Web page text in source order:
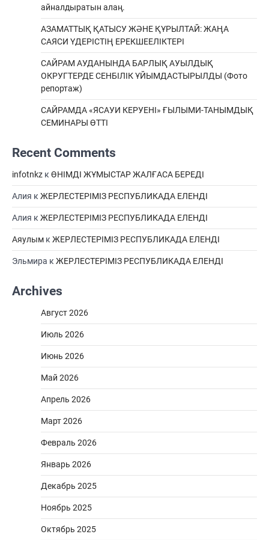
айналдыратын алаң.
АЗАМАТТЫҚ ҚАТЫСУ ЖӘНЕ ҚҰРЫЛТАЙ: ЖАҢА
САЯСИ ҮДЕРІСТІҢ ЕРЕКШEЕЛІКТЕРІ
САЙРАМ АУДАНЫНДА БАРЛЫҚ АУЫЛДЫҚ
ОКРУГТЕРДЕ СЕНБІЛІК ҰЙЫМДАСТЫРЫЛДЫ (Фото
репортаж)
САЙРАМДА «ЯСАУИ КЕРУЕНІ» ҒЫЛЫМИ-ТАНЫМДЫҚ
СЕМИНАРЫ ӨТТІ
Recent Comments
infotnkz к ӨНІМДІ ЖҰМЫСТАР ЖАЛҒАСА БЕРЕДІ
Алия к ЖЕРЛЕСТЕРІМІЗ РЕСПУБЛИКАДА ЕЛЕНДІ
Алия к ЖЕРЛЕСТЕРІМІЗ РЕСПУБЛИКАДА ЕЛЕНДІ
Аяулым к ЖЕРЛЕСТЕРІМІЗ РЕСПУБЛИКАДА ЕЛЕНДІ
Эльмира к ЖЕРЛЕСТЕРІМІЗ РЕСПУБЛИКАДА ЕЛЕНДІ
Archives
Август 2026
Июль 2026
Июнь 2026
Май 2026
Апрель 2026
Март 2026
Февраль 2026
Январь 2026
Декабрь 2025
Ноябрь 2025
Октябрь 2025